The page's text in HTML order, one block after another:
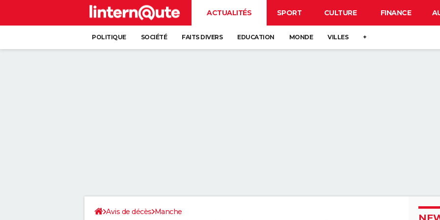
ACTUALITÉS SPORT CULTURE FINANCE
POLITIQUE SOCIÉTÉ FAITS DIVERS EDUCATION MONDE VILLES +
Avis de décès Manche